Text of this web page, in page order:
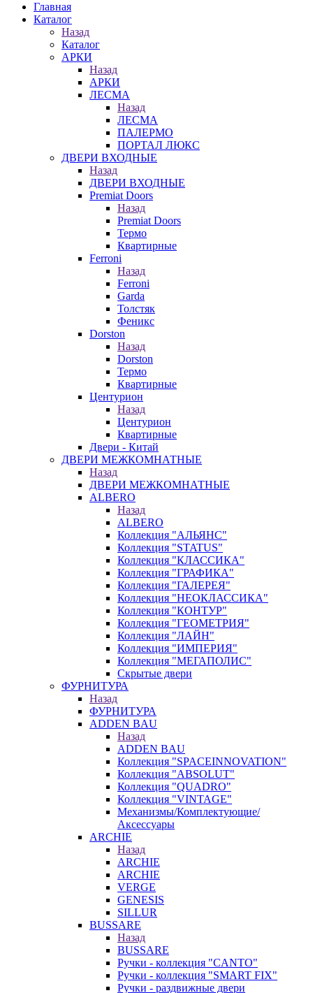
Главная
Каталог
Назад
Каталог
АРКИ
Назад
АРКИ
ЛЕСМА
Назад
ЛЕСМА
ПАЛЕРМО
ПОРТАЛ ЛЮКС
ДВЕРИ ВХОДНЫЕ
Назад
ДВЕРИ ВХОДНЫЕ
Premiat Doors
Назад
Premiat Doors
Термо
Квартирные
Ferroni
Назад
Ferroni
Garda
Толстяк
Феникс
Dorston
Назад
Dorston
Термо
Квартирные
Центурион
Назад
Центурион
Квартирные
Двери - Китай
ДВЕРИ МЕЖКОМНАТНЫЕ
Назад
ДВЕРИ МЕЖКОМНАТНЫЕ
ALBERO
Назад
ALBERO
Коллекция "АЛЬЯНС"
Коллекция "STATUS"
Коллекция "КЛАССИКА"
Коллекция "ГРАФИКА"
Коллекция "ГАЛЕРЕЯ"
Коллекция "НЕОКЛАССИКА"
Коллекция "КОНТУР"
Коллекция "ГЕОМЕТРИЯ"
Коллекция "ЛАЙН"
Коллекция "ИМПЕРИЯ"
Коллекция "МЕГАПОЛИС"
Скрытые двери
ФУРНИТУРА
Назад
ФУРНИТУРА
ADDEN BAU
Назад
ADDEN BAU
Коллекция "SPACEINNOVATION"
Коллекция "ABSOLUT"
Коллекция "QUADRO"
Коллекция "VINTAGE"
Механизмы/Комплектующие/
Аксессуары
ARCHIE
Назад
ARCHIE
ARCHIE
VERGE
GENESIS
SILLUR
BUSSARE
Назад
BUSSARE
Ручки - коллекция "CANTO"
Ручки - коллекция "SMART FIX"
Ручки - раздвижные двери